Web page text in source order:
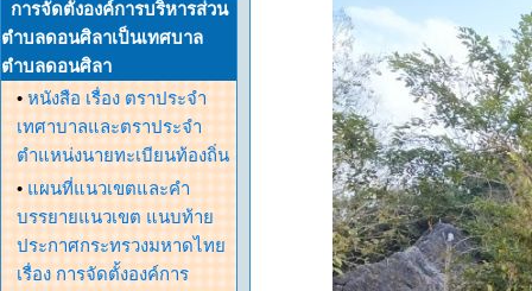
การจัดตั้งองค์การบริหารส่วน
ตำบลดอนศิลาเป็นเทศบาล
ตำบลดอนศิลา
• หนังสือ เรื่อง ตราประจำ
เทศาบาลและตราประจำ
ตำแหน่งนายทะเบียนท้องถิ่น
• แผนที่แนวเขตและคำ
บรรยายแนวเขต แนบท้าย
ประกาศกระทรวงมหาดไทย
เรื่อง การจัดตั้งองค์การ